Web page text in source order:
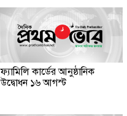
ফ্যামিলি কার্ডের আনুষ্ঠানিক
উদ্বোধন ১৬ আগস্ট